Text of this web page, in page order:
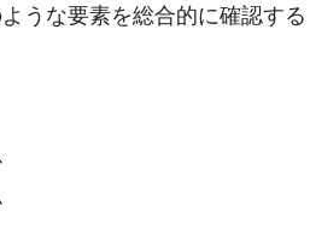
うな要素を総合的に確認する